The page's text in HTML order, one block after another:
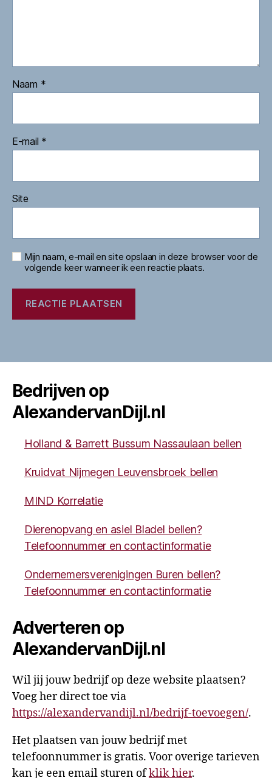
Naam *
E-mail *
Site
Mijn naam, e-mail en site opslaan in deze browser voor de
volgende keer wanneer ik een reactie plaats.
Bedrijven op
AlexandervanDijl.nl
Holland & Barrett Bussum Nassaulaan bellen
Kruidvat Nijmegen Leuvensbroek bellen
MIND Korrelatie
Dierenopvang en asiel Bladel bellen?
Telefoonnummer en contactinformatie
Ondernemersverenigingen Buren bellen?
Telefoonnummer en contactinformatie
Adverteren op
AlexandervanDijl.nl
Wil jij jouw bedrijf op deze website plaatsen?
Voeg her direct toe via
https://alexandervandijl.nl/bedrijf-toevoegen/.
Het plaatsen van jouw bedrijf met
telefoonnummer is gratis. Voor overige tarieven
kan je een email sturen ofklik hier.